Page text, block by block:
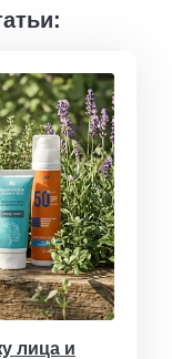
лица и